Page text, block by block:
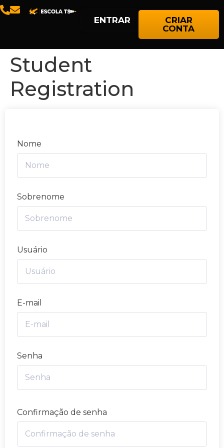
ENTRAR
CRIAR
CONTA
Student
Registration
Nome
Sobrenome
Usuário
E-mail
Senha
Confirmação de senha